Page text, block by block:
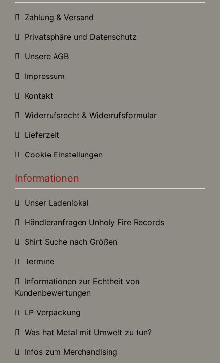
Zahlung & Versand
Privatsphäre und Datenschutz
Unsere AGB
Impressum
Kontakt
Widerrufsrecht & Widerrufsformular
Lieferzeit
Cookie Einstellungen
Informationen
Unser Ladenlokal
Händleranfragen Unholy Fire Records
Shirt Suche nach Größen
Termine
Informationen zur Echtheit von
Kundenbewertungen
LP Verpackung
Was hat Metal mit Umwelt zu tun?
Infos zum Merchandising